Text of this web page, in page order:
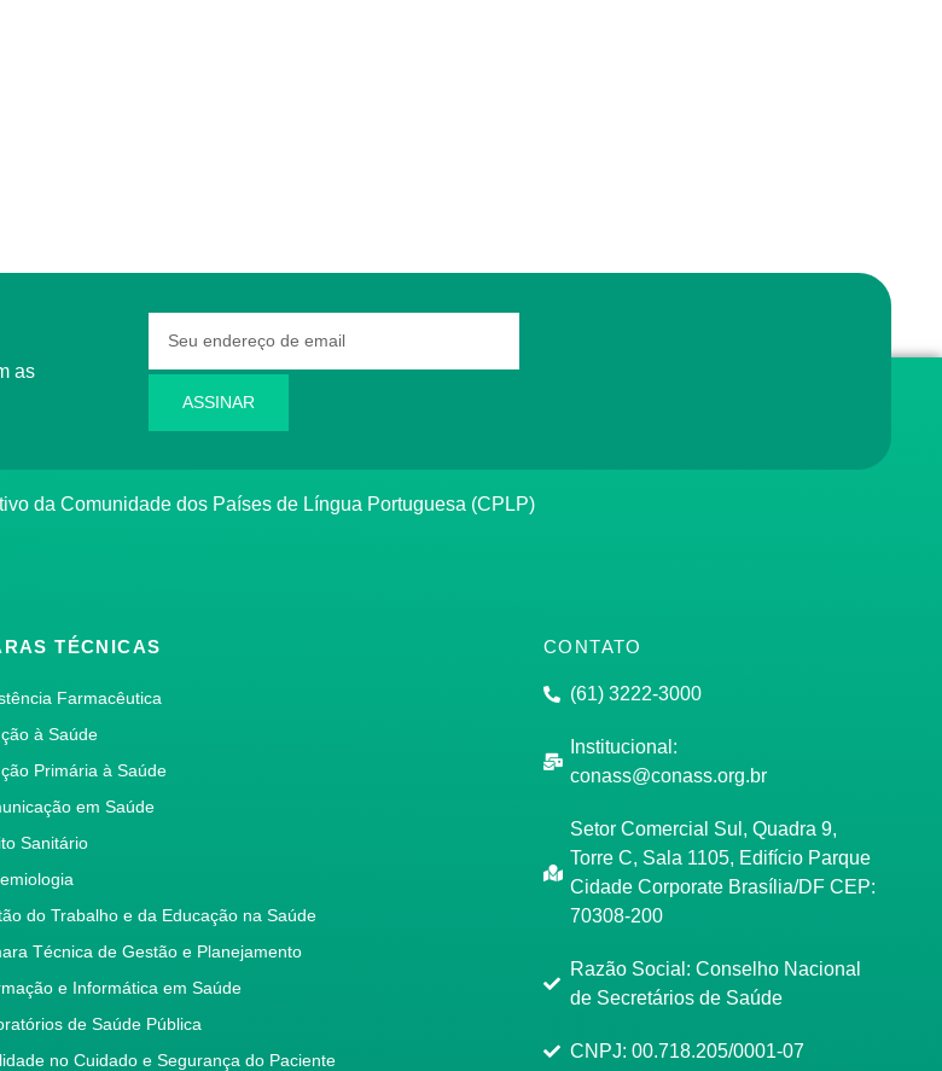
ASSINAR
da Comunidade dos Países de Língua Portuguesa (CPLP)
TÉCNICAS
Farmacêutica
à Saúde
Primária à Saúde
em Saúde
Sanitário
do Trabalho e da Educação na Saúde
Técnica de Gestão e Planejamento
e Informática em Saúde
de Saúde Pública
no Cuidado e Segurança do Paciente
CONTATO
(61) 3222-3000
Institucional:
conass@conass.org.br
Setor Comercial Sul, Quadra 9,
Torre C, Sala 1105, Edifício Parque
Cidade Corporate Brasília/DF CEP:
70308-200
Razão Social: Conselho Nacional
de Secretários de Saúde
CNPJ: 00.718.205/0001-07